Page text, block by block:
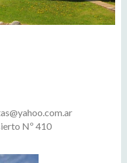
Nº 410